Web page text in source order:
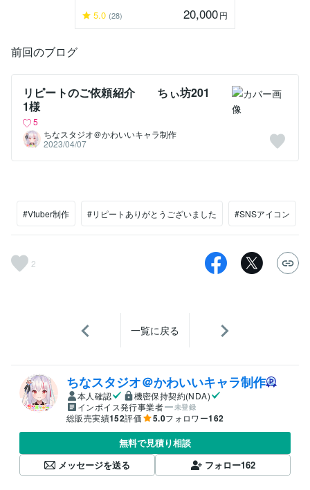
5.0 (28) 20,000円
前回のブログ
リピートのご依頼紹介 ちぃ坊201
1様
5
ちなスタジオ＠かわいいキャラ制作
2023/04/07
#Vtuber制作 #リピートありがとうございました #SNSアイコン
2
一覧に戻る
ちなスタジオ＠かわいいキャラ制作
本人確認
機密保持契約(NDA)
インボイス発行事業者
未登録
総販売実績152評価 5.0フォロワー162
無料で見積り相談
メッセージを送る
フォロー162